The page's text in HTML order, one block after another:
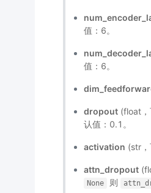
值：6。
值：6。
dropout (float
认值：0.1。
activation (str
attn_dropout
None 则